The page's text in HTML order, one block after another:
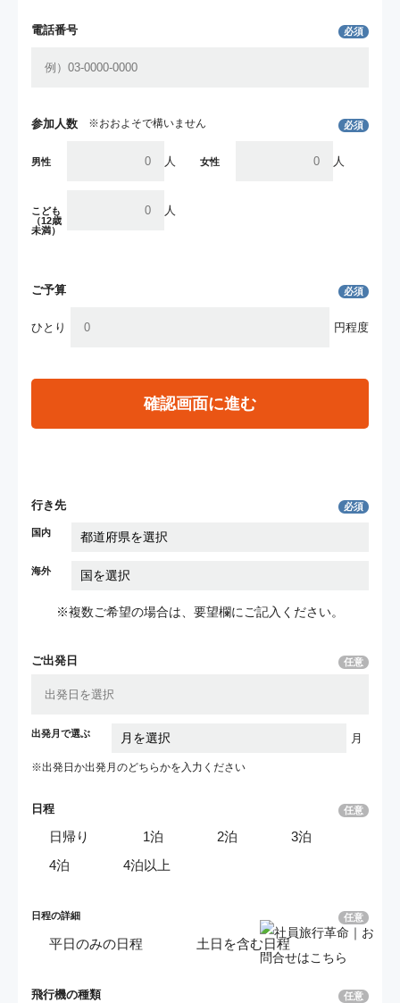
電話番号 必須
参加人数 ※おおよそで構いません 必須
男性 人 女性 人
こども
（12歳
未満）
人
ご予算 必須
ひとり 円程度
確認画面に進む
行き先 必須
国内
海外
※複数ご希望の場合は、要望欄にご記入ください。
ご出発日 任意
出発月で選ぶ 月
※出発日か出発月のどちらかを入力ください
日程 任意
日帰り 1泊 2泊
3泊
4泊
4泊以上
日程の詳細 任意
平日のみの日程 土日を含む日程
飛行機の種類 任意